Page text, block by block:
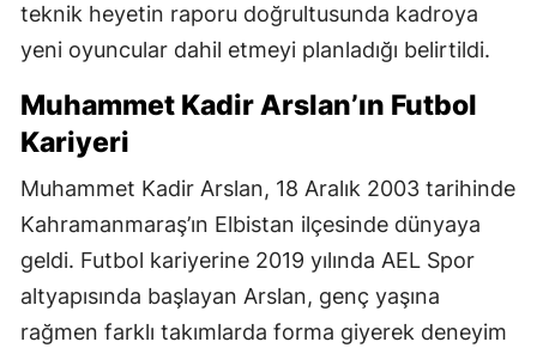
teknik heyetin raporu doğrultusunda kadroya
yeni oyuncular dahil etmeyi planladığı belirtildi.
Muhammet Kadir Arslan’ın Futbol
Kariyeri
Muhammet Kadir Arslan, 18 Aralık 2003 tarihinde
Kahramanmaraş’ın Elbistan ilçesinde dünyaya
geldi. Futbol kariyerine 2019 yılında AEL Spor
altyapısında başlayan Arslan, genç yaşına
rağmen farklı takımlarda forma giyerek deneyim